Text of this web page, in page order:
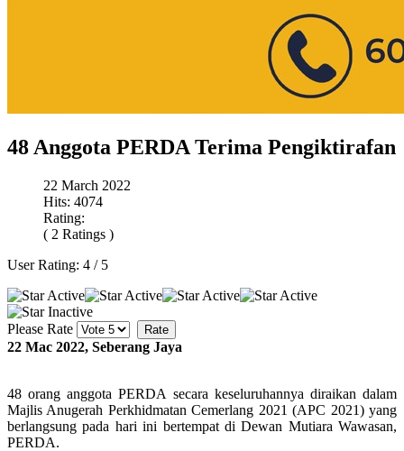
48 Anggota PERDA Terima Pengiktirafan
22 March 2022
Hits: 4074
Rating:
( 2 Ratings )
User Rating: 4 / 5
Please Rate
22 Mac 2022, Seberang Jaya
48 orang anggota PERDA secara keseluruhannya diraikan dalam
Majlis Anugerah Perkhidmatan Cemerlang 2021 (APC 2021) yang
berlangsung pada hari ini bertempat di Dewan Mutiara Wawasan,
PERDA.